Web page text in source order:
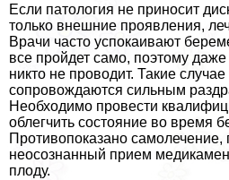
Если патология не приносит
только внешние проявления,
Врачи часто успокаивают
все пройдет само, поэтому
никто не проводит. Такие
сопровождаются сильным
Необходимо провести
облегчить состояние во время
Противопоказано самолечение,
неосознанный прием
плоду.